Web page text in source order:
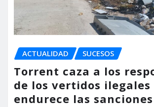
ACTUALIDAD SUCESOS
Torrent caza a los
de los vertidos ilegales
endurece las sanciones